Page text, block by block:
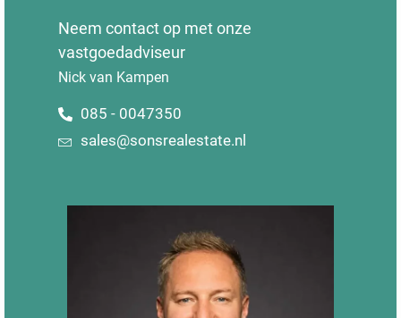
Neem contact op met onze
vastgoedadviseur
Nick van Kampen
085 - 0047350
sales@sonsrealestate.nl